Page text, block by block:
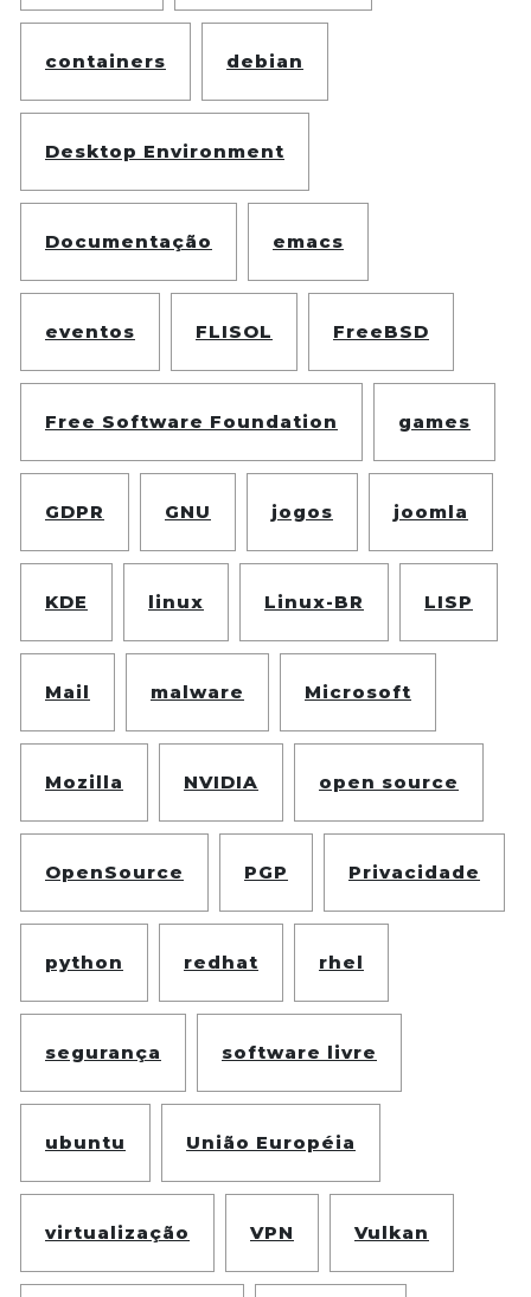
containers debian
Desktop Environment
Documentação emacs
eventos FLISOL FreeBSD
Free Software Foundation games
GDPR GNU jogos joomla
KDE linux Linux-BR LISP
Mail malware Microsoft
Mozilla NVIDIA open source
OpenSource PGP Privacidade
python redhat rhel
segurança software livre
ubuntu União Européia
virtualização VPN Vulkan